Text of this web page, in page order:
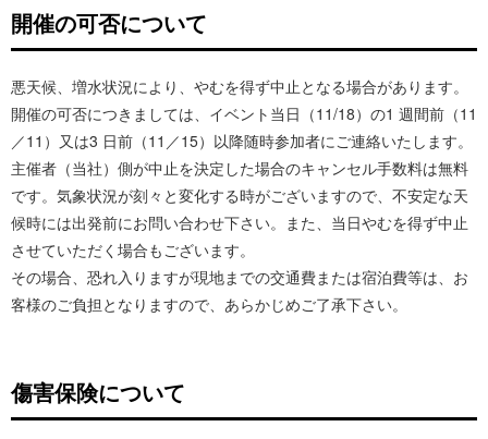
開催の可否について
悪天候、増水状況により、やむを得ず中止となる場合があります。
開催の可否につきましては、イベント当日（11/18）の1 週間前（11
／11）又は3 日前（11／15）以降随時参加者にご連絡いたします。
主催者（当社）側が中止を決定した場合のキャンセル手数料は無料
です。気象状況が刻々と変化する時がございますので、不安定な天
候時には出発前にお問い合わせ下さい。また、当日やむを得ず中止
させていただく場合もございます。
その場合、恐れ入りますが現地までの交通費または宿泊費等は、お
客様のご負担となりますので、あらかじめご了承下さい。
傷害保険について